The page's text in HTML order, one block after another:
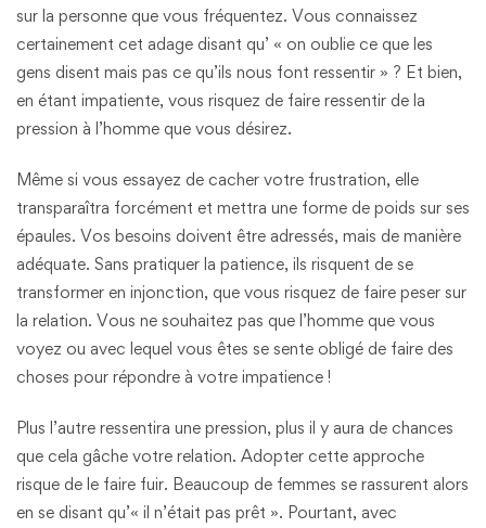
sur la personne que vous fréquentez. Vous connaissez
certainement cet adage disant qu’ « on oublie ce que les
gens disent mais pas ce qu’ils nous font ressentir » ? Et bien,
en étant impatiente, vous risquez de faire ressentir de la
pression à l’homme que vous désirez.
Même si vous essayez de cacher votre frustration, elle
transparaîtra forcément et mettra une forme de poids sur ses
épaules. Vos besoins doivent être adressés, mais de manière
adéquate. Sans pratiquer la patience, ils risquent de se
transformer en injonction, que vous risquez de faire peser sur
la relation. Vous ne souhaitez pas que l’homme que vous
voyez ou avec lequel vous êtes se sente obligé de faire des
choses pour répondre à votre impatience !
Plus l’autre ressentira une pression, plus il y aura de chances
que cela gâche votre relation. Adopter cette approche
risque de le faire fuir. Beaucoup de femmes se rassurent alors
en se disant qu’« il n’était pas prêt ». Pourtant, avec